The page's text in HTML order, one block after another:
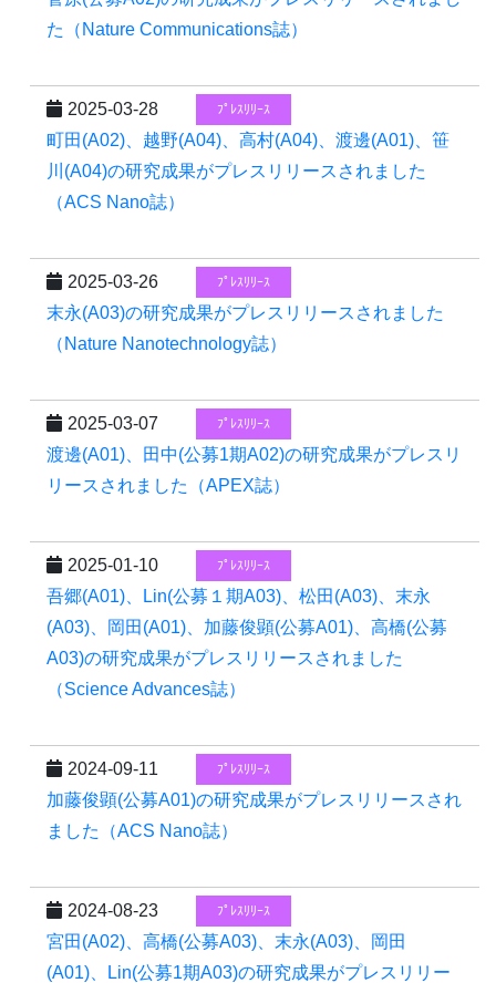
た（Nature Communications誌）
2025-03-28 ﾌﾟﾚｽﾘﾘｰｽ
町田(A02)、越野(A04)、高村(A04)、渡邊(A01)、笹
川(A04)の研究成果がプレスリリースされました
（ACS Nano誌）
2025-03-26 ﾌﾟﾚｽﾘﾘｰｽ
末永(A03)の研究成果がプレスリリースされました
（Nature Nanotechnology誌）
2025-03-07 ﾌﾟﾚｽﾘﾘｰｽ
渡邊(A01)、田中(公募1期A02)の研究成果がプレスリ
リースされました（APEX誌）
2025-01-10 ﾌﾟﾚｽﾘﾘｰｽ
吾郷(A01)、Lin(公募１期A03)、松田(A03)、末永
(A03)、岡田(A01)、加藤俊顕(公募A01)、高橋(公募
A03)の研究成果がプレスリリースされました
（Science Advances誌）
2024-09-11 ﾌﾟﾚｽﾘﾘｰｽ
加藤俊顕(公募A01)の研究成果がプレスリリースされ
ました（ACS Nano誌）
2024-08-23 ﾌﾟﾚｽﾘﾘｰｽ
宮田(A02)、高橋(公募A03)、末永(A03)、岡田
(A01)、Lin(公募1期A03)の研究成果がプレスリリー